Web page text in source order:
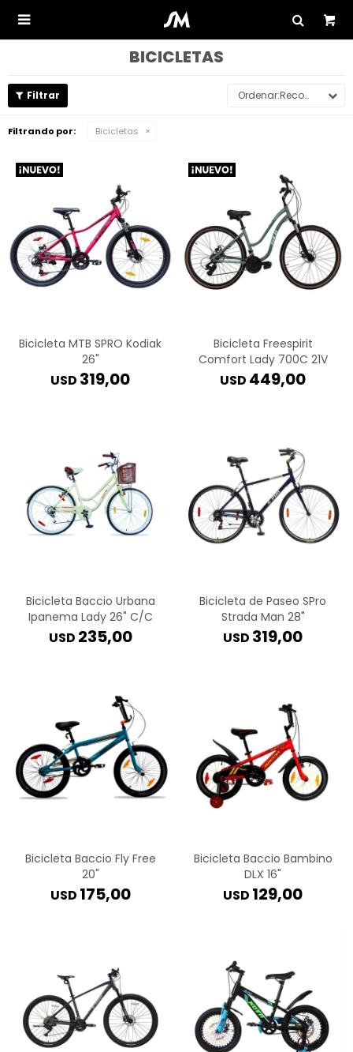

BICICLETAS
Recomendados
Filtrando por: Bicicletas
Bicicleta MTB SPRO Kodiak
26"
USD 319,00
Bicicleta Freespirit
Comfort Lady 700C 21V
USD 449,00
Bicicleta Baccio Urbana
Ipanema Lady 26" C/C
USD 235,00
Bicicleta de Paseo SPro
Strada Man 28"
USD 319,00
Bicicleta Baccio Fly Free
20"
USD 175,00
Bicicleta Baccio Bambino
DLX 16"
USD 129,00